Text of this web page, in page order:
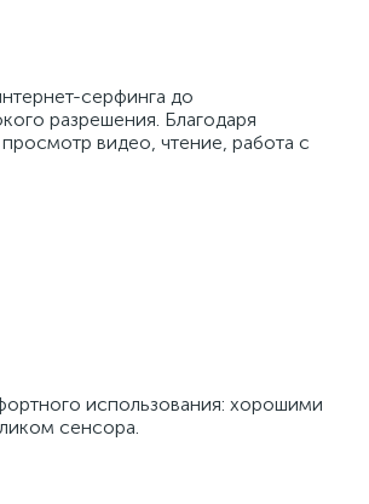
серфинга до
разрешения. Благодаря
видео, чтение, работа с
использования: хорошими
сенсора.